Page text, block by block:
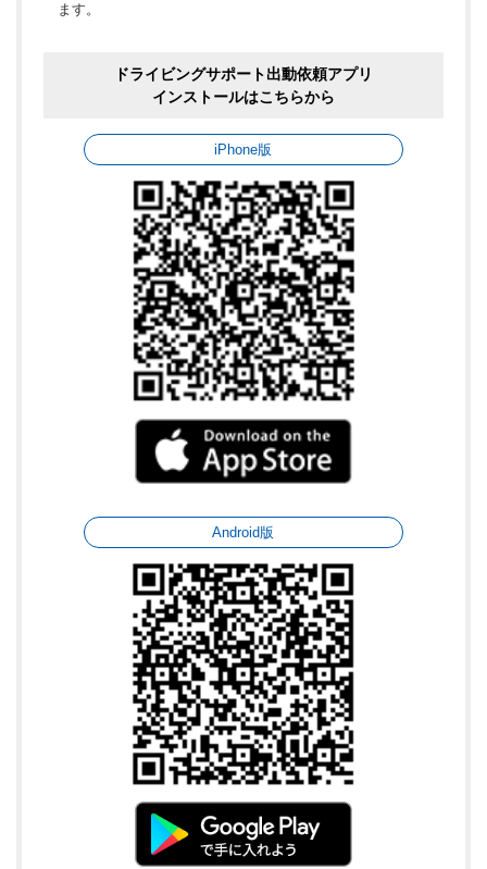
ます。
ドライビングサポート出動依頼アプリ
インストールはこちらから
iPhone版
Android版